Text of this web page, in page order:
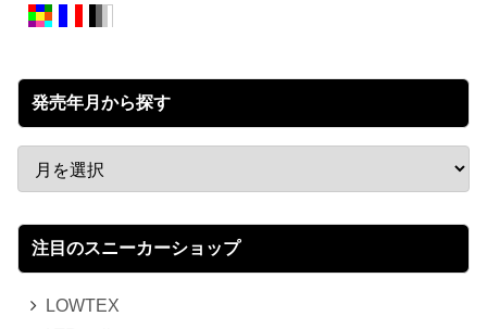
発売年月から探す
注目のスニーカーショップ
LOWTEX